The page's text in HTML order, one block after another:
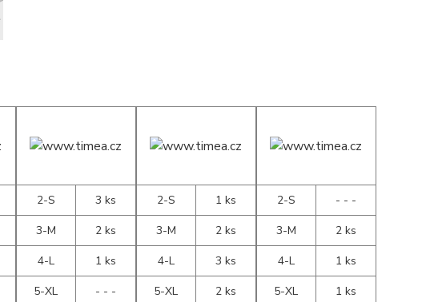
2-S
3 ks
3-M
2 ks
4-L
1 ks
5-XL
- - -
2-S
1 ks
3-M
2 ks
4-L
3 ks
5-XL
2 ks
2-S
- - -
3-M
2 ks
4-L
1 ks
5-XL
1 ks